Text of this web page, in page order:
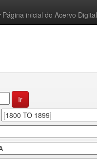
Página inicial do Acervo Digital